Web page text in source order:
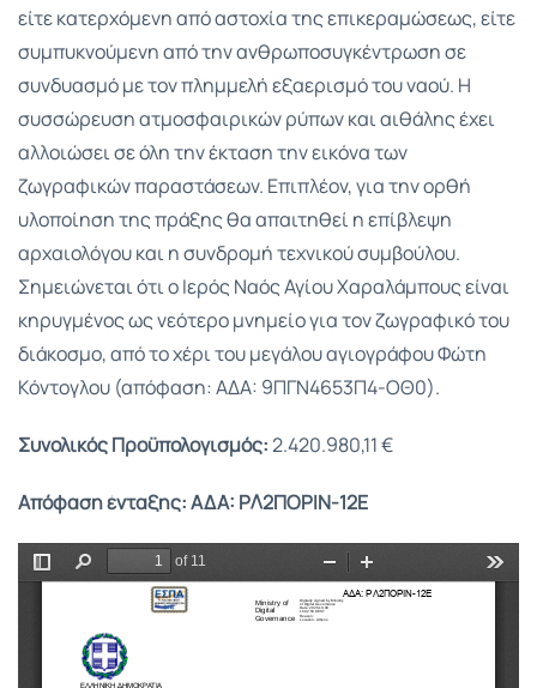
είτε κατερχόμενη από αστοχία της επικεραμώσεως, είτε
συμπυκνούμενη από την ανθρωποσυγκέντρωση σε
συνδυασμό με τον πλημμελή εξαερισμό του ναού. Η
συσσώρευση ατμοσφαιρικών ρύπων και αιθάλης έχει
αλλοιώσει σε όλη την έκταση την εικόνα των
ζωγραφικών παραστάσεων. Επιπλέον, για την ορθή
υλοποίηση της πράξης θα απαιτηθεί η επίβλεψη
αρχαιολόγου και η συνδρομή τεχνικού συμβούλου.
Σημειώνεται ότι ο Ιερός Ναός Αγίου Χαραλάμπους είναι
κηρυγμένος ως νεότερο μνημείο για τον ζωγραφικό του
διάκοσμο, από το χέρι του μεγάλου αγιογράφου Φώτη
Κόντογλου (απόφαση: AΔA: 9ΠΓΝ4653Π4-ΟΘ0).
Συνολικός Προϋπολογισμός:2.420.980,11 €
Απόφαση ένταξης:ΑΔΑ: ΡΛ2ΠΟΡΙΝ-12Ε